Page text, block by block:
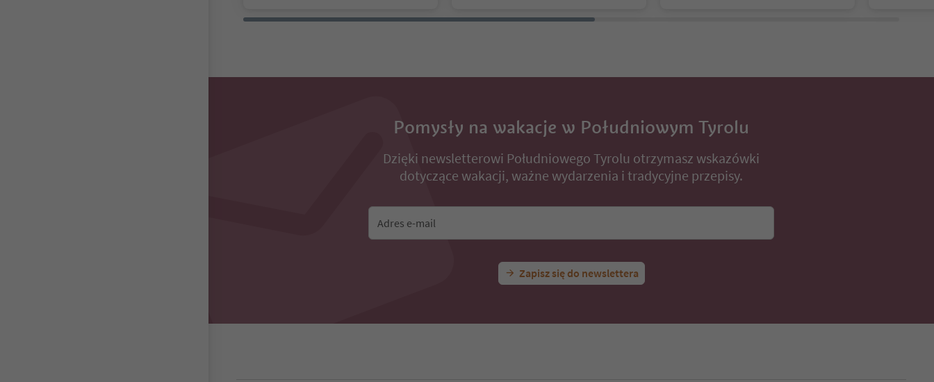
Pomysły na wakacje w Południowym Tyrolu
Dzięki newsletterowi Południowego Tyrolu otrzymasz wskazówki
dotyczące wakacji, ważne wydarzenia i tradycyjne przepisy.
Adres e-mail
Zapisz się do newslettera